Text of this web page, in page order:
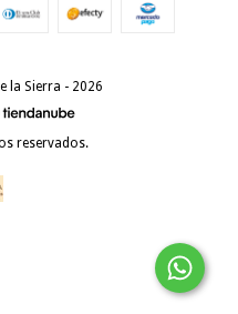
la Sierra - 2026
reservados.